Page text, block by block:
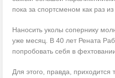
пока за спортсменом как раз
Наносить уколы сопернику
уже месяц. В 40 лет Рената
попробовать себя в
Для этого, правда,